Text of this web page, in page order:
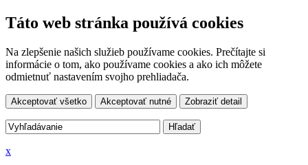
Táto web stránka používá cookies
Na zlepšenie našich služieb používame cookies. Prečítajte si
informácie o tom, ako používame cookies a ako ich môžete
odmietnuť nastavením svojho prehliadača.
Akceptovať všetko Akceptovať nutné Zobraziť detail
x